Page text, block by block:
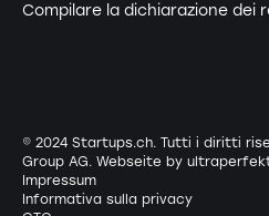
Compilare la dichiarazione dei
© 2024 Startups.ch. Tutti i diritti
Group AG. Webseite by
Impressum
Informativa sulla privacy